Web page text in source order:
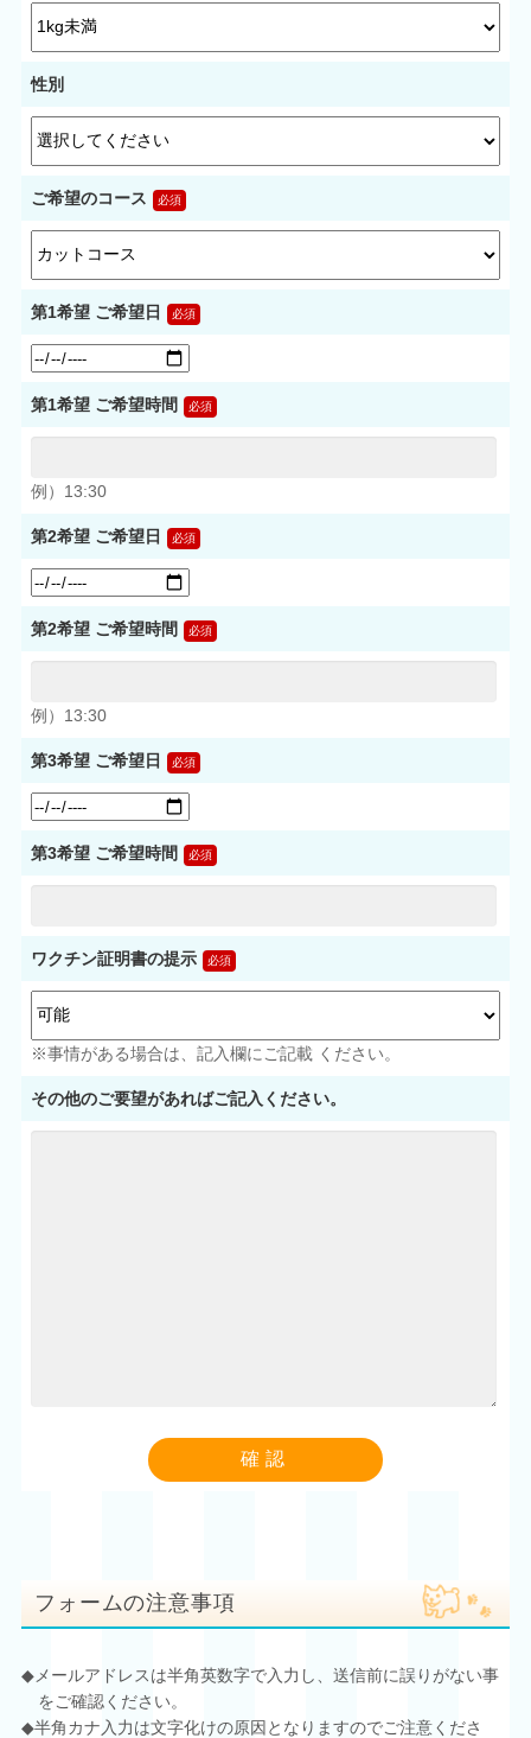
性別
ご希望のコース
第1希望 ご希望日
第1希望 ご希望時間
例）13:30
第2希望 ご希望日
第2希望 ご希望時間
例）13:30
第3希望 ご希望日
第3希望 ご希望時間
ワクチン証明書の提示
※事情がある場合は、記入欄にご記載 ください。
その他のご要望があればご記入ください。
フォームの注意事項
メールアドレスは半角英数字で入力し、送信前に誤りがない事
をご確認ください。
半角カナ入力は文字化けの原因となりますのでご注意くださ